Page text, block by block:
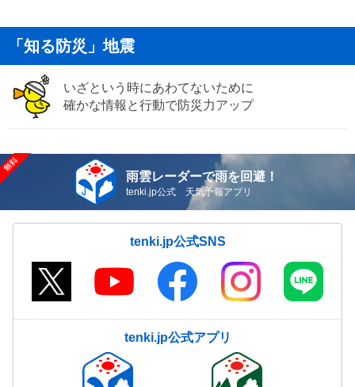
「知る防災」地震
いざという時にあわてないために
確かな情報と行動で防災力アップ
雨雲レーダーで雨を回避！
tenki.jp公式 天気予報アプリ
tenki.jp公式SNS
tenki.jp公式アプリ